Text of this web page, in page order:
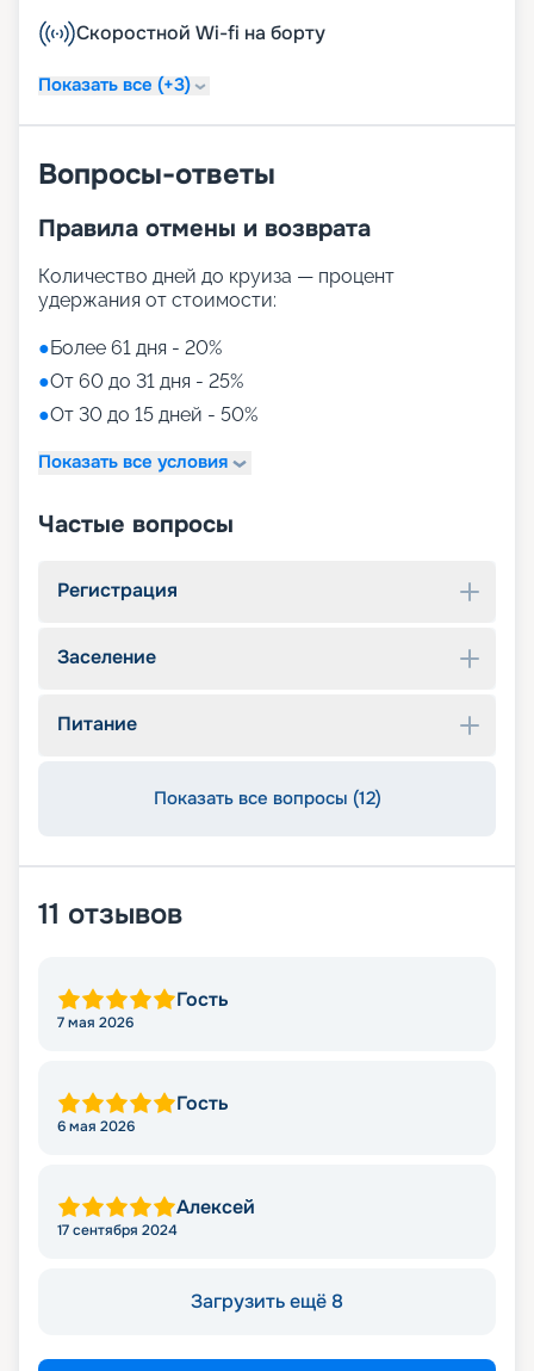
Скоростной Wi-fi на борту
Показать все (+3)
Вопросы-ответы
Правила отмены и возврата
Количество дней до круиза — процент
удержания от стоимости:
●Более 61 дня - 20%
●От 60 до 31 дня - 25%
●От 30 до 15 дней - 50%
Показать все условия
Частые вопросы
Регистрация
Заселение
Питание
Показать все вопросы (12)
11 отзывов
Гость
7 мая 2026
Гость
6 мая 2026
Алексей
17 сентября 2024
Загрузить ещё 8